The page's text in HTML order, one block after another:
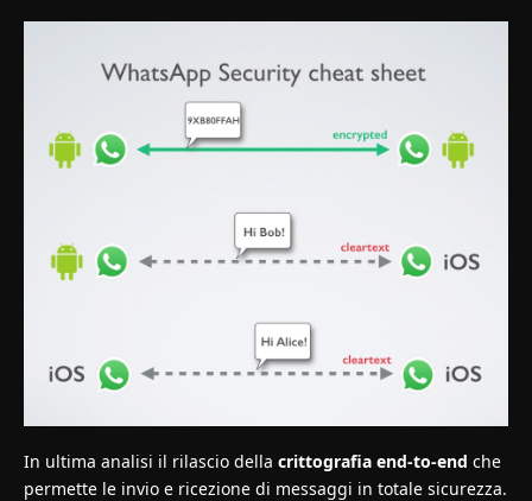
In ultima analisi il rilascio della crittografia end-to-end che
permette le invio e ricezione di messaggi in totale sicurezza.